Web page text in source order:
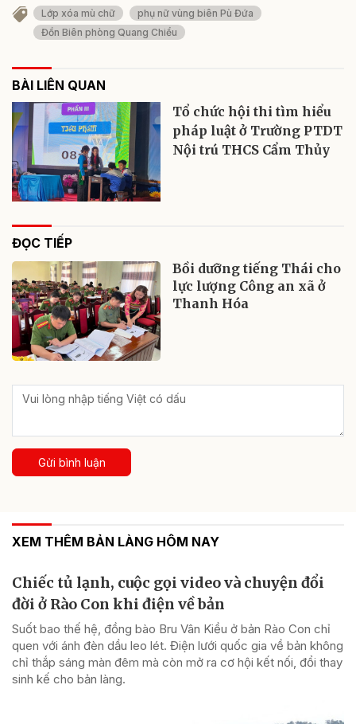
Lớp xóa mù chữ
phụ nữ vùng biên Pù Đứa
Đồn Biên phòng Quang Chiểu
BÀI LIÊN QUAN
Tổ chức hội thi tìm hiểu
pháp luật ở Trường PTDT
Nội trú THCS Cẩm Thủy
ĐỌC TIẾP
Bồi dưỡng tiếng Thái cho
lực lượng Công an xã ở
Thanh Hóa
Gửi bình luận
XEM THÊM BẢN LÀNG HÔM NAY
Chiếc tủ lạnh, cuộc gọi video và chuyện đổi
đời ở Rào Con khi điện về bản
Suốt bao thế hệ, đồng bào Bru Vân Kiều ở bản Rào Con chỉ
quen với ánh đèn dầu leo lét. Điện lưới quốc gia về bản không
chỉ thắp sáng màn đêm mà còn mở ra cơ hội kết nối, đổi thay
sinh kế cho bản làng.